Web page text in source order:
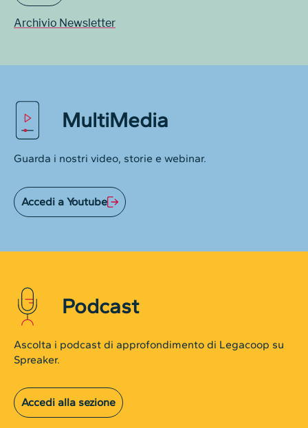
Archivio Newsletter
MultiMedia
Guarda i nostri video, storie e webinar.
Accedi a Youtube
Podcast
Ascolta i podcast di approfondimento di Legacoop su
Spreaker.
Accedi alla sezione